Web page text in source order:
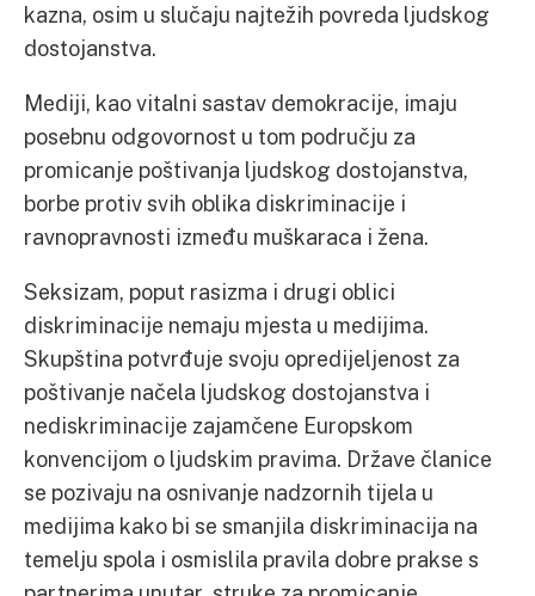
kazna, osim u slučaju najtežih povreda ljudskog
dostojanstva.
Mediji, kao vitalni sastav demokracije, imaju
posebnu odgovornost u tom području za
promicanje poštivanja ljudskog dostojanstva,
borbe protiv svih oblika diskriminacije i
ravnopravnosti između muškaraca i žena.
Seksizam, poput rasizma i drugi oblici
diskriminacije nemaju mjesta u medijima.
Skupština potvrđuje svoju opredijeljenost za
poštivanje načela ljudskog dostojanstva i
nediskriminacije zajamčene Europskom
konvencijom o ljudskim pravima. Države članice
se pozivaju na osnivanje nadzornih tijela u
medijima kako bi se smanjila diskriminacija na
temelju spola i osmislila pravila dobre prakse s